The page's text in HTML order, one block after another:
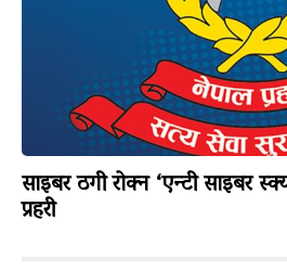
साइबर ठगी रोक्न ‘एन्टी साइबर
प्रहरी